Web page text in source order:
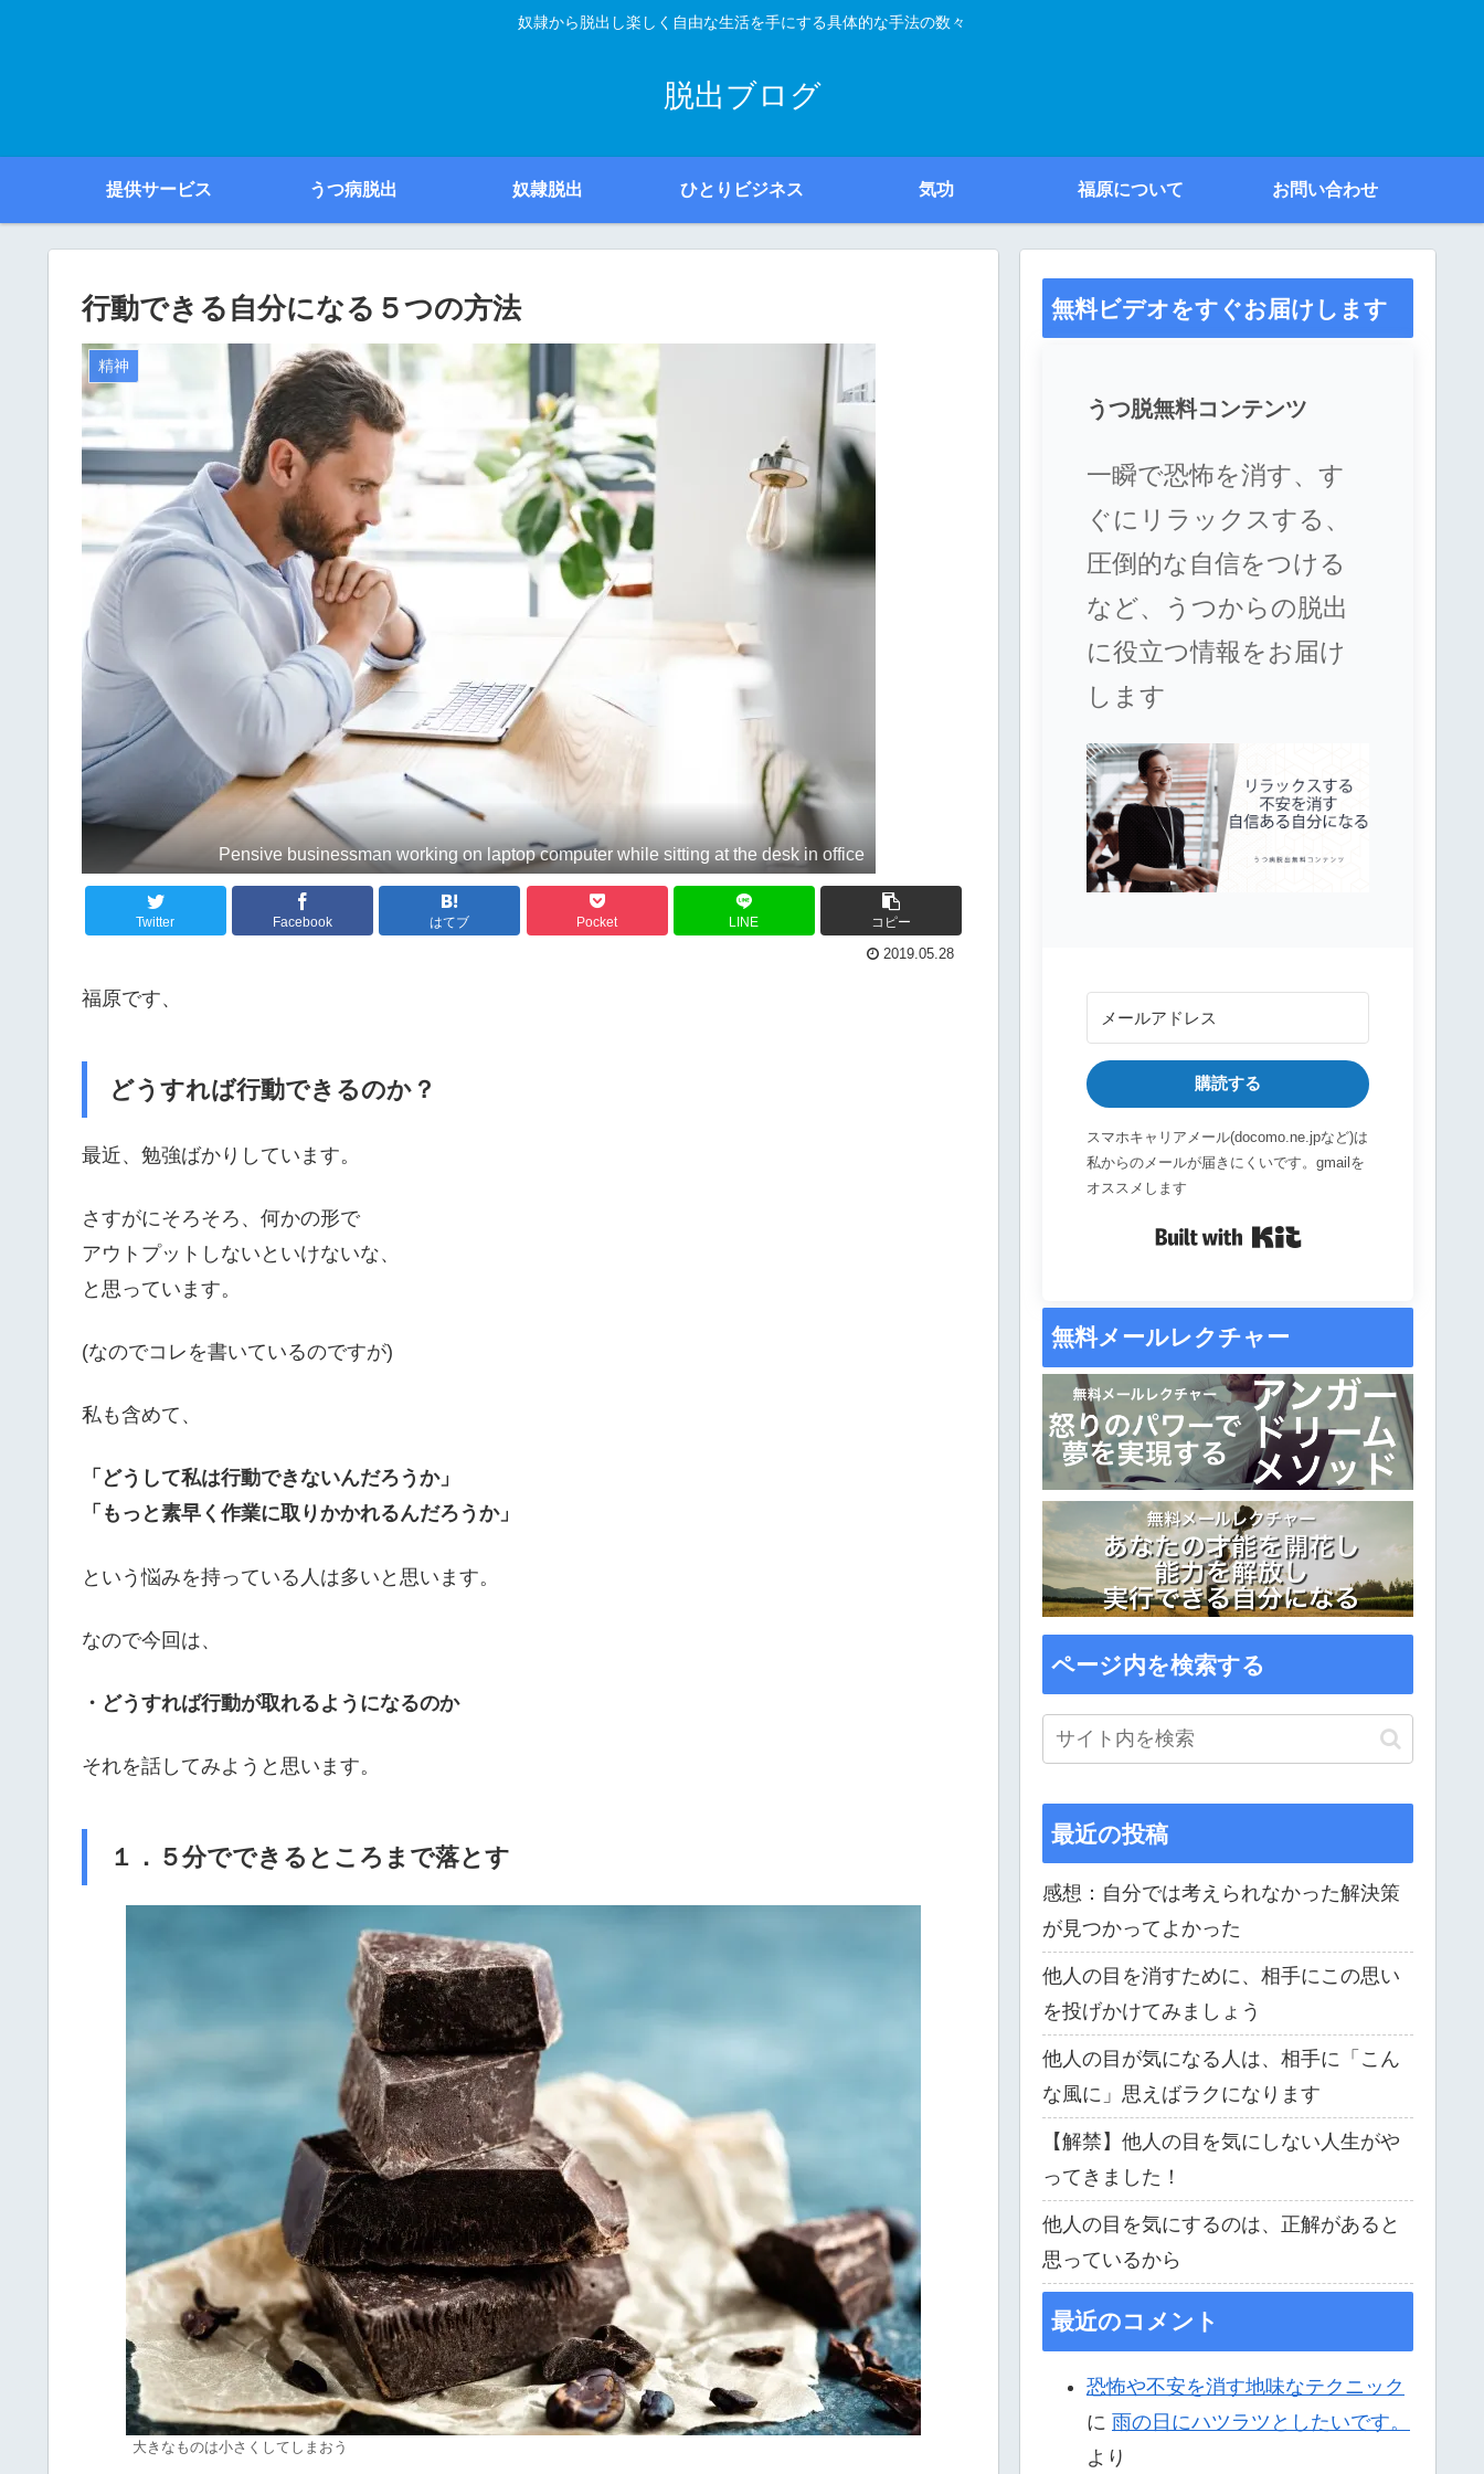
奴隷から脱出し楽しく自由な生活を手にする具体的な手法の数々
脱出ブログ
提供サービス うつ病脱出 奴隷脱出 ひとりビジネス 気功 福原について お問い合わせ
行動できる自分になる５つの方法
精神
Pensive businessman working on laptop computer while sitting at the desk in office
Twitter Facebook はてブ Pocket LINE コピー
2019.05.28
福原です、
どうすれば行動できるのか？
最近、勉強ばかりしています。
さすがにそろそろ、何かの形で
アウトプットしないといけないな、
と思っています。
(なのでコレを書いているのですが)
私も含めて、
「どうして私は行動できないんだろうか」
「もっと素早く作業に取りかかれるんだろうか」
という悩みを持っている人は多いと思います。
なので今回は、
・どうすれば行動が取れるようになるのか
それを話してみようと思います。
１．５分でできるところまで落とす
大きなものは小さくしてしまおう
無料ビデオをすぐお届けします
うつ脱無料コンテンツ
一瞬で恐怖を消す、す
ぐにリラックスする、
圧倒的な自信をつける
など、うつからの脱出
に役立つ情報をお届け
します
購読する
スマホキャリアメール(docomo.ne.jpなど)は
私からのメールが届きにくいです。gmailを
オススメします
Built with Kit
無料メールレクチャー
ページ内を検索する
最近の投稿
感想：自分では考えられなかった解決策
が見つかってよかった
他人の目を消すために、相手にこの思い
を投げかけてみましょう
他人の目が気になる人は、相手に「こん
な風に」思えばラクになります
【解禁】他人の目を気にしない人生がや
ってきました！
他人の目を気にするのは、正解があると
思っているから
最近のコメント
恐怖や不安を消す地味なテクニック
に 雨の日にハツラツとしたいです。
より